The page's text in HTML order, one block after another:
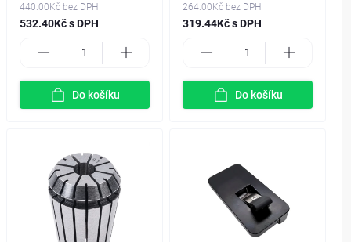
440.00Kč bez DPH
532.40Kč s DPH
Do košíku
264.00Kč bez DPH
319.44Kč s DPH
Do košíku